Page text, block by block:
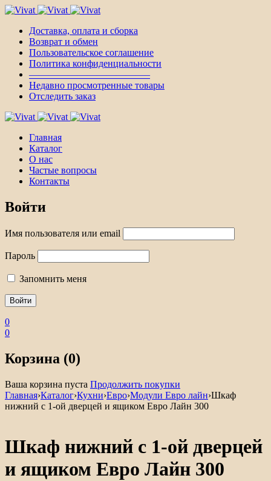
Доставка, оплата и сборка
Возврат и обмен
Пользовательское соглашение
Политика конфиденциальности
————————————–
Недавно просмотренные товары
Отследить заказ
Главная
Каталог
О нас
Частые вопросы
Контакты
Войти
Имя пользователя или email
Пароль
Запомнить меня
0
0
Корзина (0)
Ваша корзина пуста Продолжить покупки
Главная›Каталог›Кухни›Евро›Модули Евро лайн›Шкаф
нижний с 1-ой дверцей и ящиком Евро Лайн 300
Шкаф нижний с 1-ой дверцей
и ящиком Евро Лайн 300